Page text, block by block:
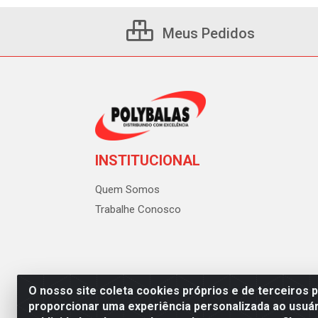
O nosso site coleta cookies próprios e de terceiros
proporcionar uma experiência personalizada ao
Meus Pedidos
INSTITUCIONAL
Quem Somos
Trabalhe Conosco